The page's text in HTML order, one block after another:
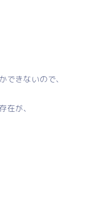
きないので、
在が、